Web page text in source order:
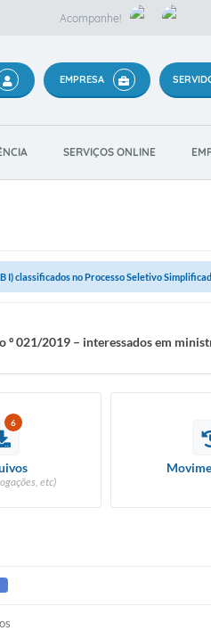
Acompanhe!
EMPRESA
SERVIÇOS ONLINE
I) classificados no Processo Seletivo
021/2019 – interessados em
6
etc)